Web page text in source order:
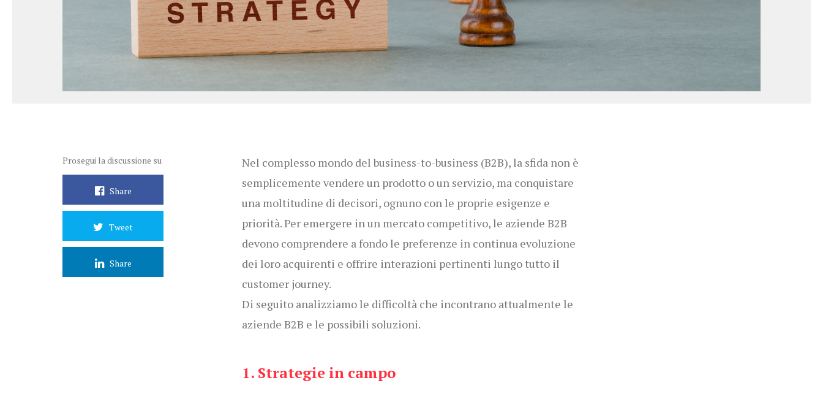
Nel complesso mondo del business-to-business (B2B), la sfida non è
semplicemente vendere un prodotto o un servizio, ma conquistare
una moltitudine di decisori, ognuno con le proprie esigenze e
priorità. Per emergere in un mercato competitivo, le aziende B2B
devono comprendere a fondo le preferenze in continua evoluzione
dei loro acquirenti e offrire interazioni pertinenti lungo tutto il
customer journey.
Di seguito analizziamo le difficoltà che incontrano attualmente le
aziende B2B e le possibili soluzioni.
1. Strategie in campo
Prosegui la discussione su
Share
Tweet
Share